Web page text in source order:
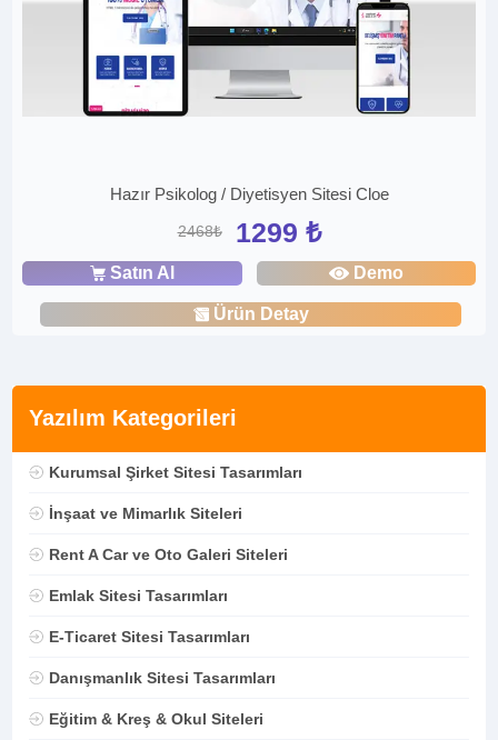
Yazılım Kategorileri
Kurumsal Şirket Sitesi Tasarımları
İnşaat ve Mimarlık Siteleri
Rent A Car ve Oto Galeri Siteleri
Emlak Sitesi Tasarımları
E-Ticaret Sitesi Tasarımları
Danışmanlık Sitesi Tasarımları
Eğitim & Kreş & Okul Siteleri
Hazır Psikolog / Diyetisyen Sitesi Cloe
2468₺ 1299 ₺
Satın Al Demo
Ürün Detay